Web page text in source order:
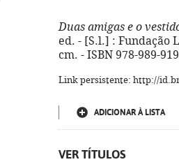
Duas amigas e o
ed. - [S.l.] : Fundação
cm. - ISBN 978-989-
Link persistente: http://
ADICIONAR À LISTA
VER TÍTULOS